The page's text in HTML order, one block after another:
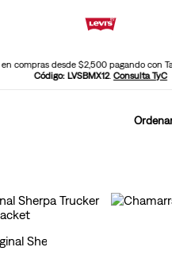
en compras desde $2,500 pagando con
Código: LVSBMX12. Consulta TyC